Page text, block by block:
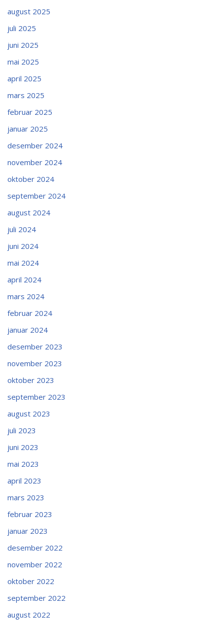
august 2025
juli 2025
juni 2025
mai 2025
april 2025
mars 2025
februar 2025
januar 2025
desember 2024
november 2024
oktober 2024
september 2024
august 2024
juli 2024
juni 2024
mai 2024
april 2024
mars 2024
februar 2024
januar 2024
desember 2023
november 2023
oktober 2023
september 2023
august 2023
juli 2023
juni 2023
mai 2023
april 2023
mars 2023
februar 2023
januar 2023
desember 2022
november 2022
oktober 2022
september 2022
august 2022